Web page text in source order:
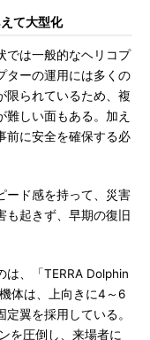
て大型化
では一般的なヘリコプ
ターの運用には多くの
限られているため、複
しい面もある。加え
前に安全を確保する必
ード感を持って、災害
も起きず、早期の復旧
、「TERRA Dolphin
体は、上向きに4～6
翼を採用している。
を圧倒し、来場者に